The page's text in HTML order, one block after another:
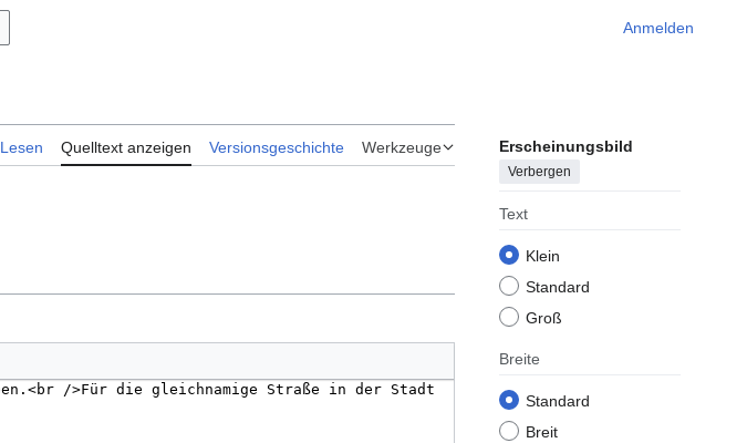
Anmelden
Lesen Quelltext anzeigen Versionsgeschichte Werkzeuge Erscheinungsbild
Verbergen
Text
Klein
Standard
Groß
Breite
Standard
Breit